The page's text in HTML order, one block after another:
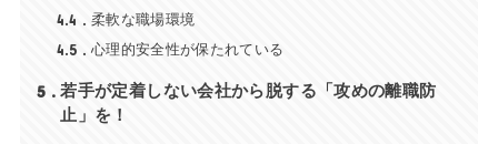
4.4 柔軟な職場環境
4.5 心理的安全性が保たれている
5
若手が定着しない会社から脱する「攻めの離職防
止」を！